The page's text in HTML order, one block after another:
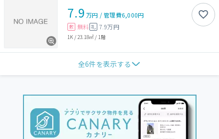
7.9 万円 /管理費6,000円
敷 無料 礼 7.9万円
1K / 23.18㎡ / 1階
全6件を表示する